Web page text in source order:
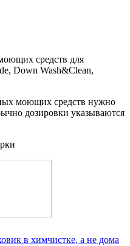
средств для
Down Wash&Clean,
моющих средств нужно
дозировки указываются
в химчистке, а не дома